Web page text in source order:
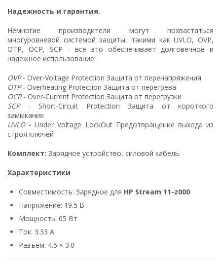
Надежность и гарантия.
Немногие производители могут похвастаться
многуровневой системой защиты, такими как UVLO, OVP,
OTP, OCP, SCP - все это обеспечивает долговечное и
надежное использование.
OVP- Over-Voltage Protection Защита от перенапряжения
OTP- Overheating Protection Защита от перегрева
OCP- Over-Current Protection Защита от перегрузки
SCP- Short-Circuit Protection Защита от короткого
замыкания
UVLO- Under Voltage LockOut Предотвращение выхода из
строя ключей
Комплект: Зарядное устройство, силовой кабель.
Характеристики
Совместимость: Зарядное для HP Stream 11-z000
Напряжение: 19.5 В
Мощность: 65 Вт
Ток: 3.33 А
Разъем: 4.5 × 3.0